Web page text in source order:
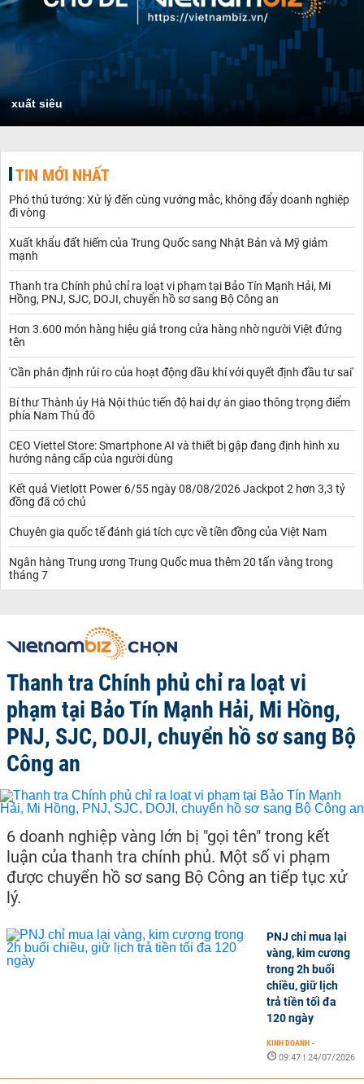
xuất siêu
TIN MỚI NHẤT
Phó thủ tướng: Xử lý đến cùng vướng mắc, không đẩy doanh nghiệp
đi vòng
Xuất khẩu đất hiếm của Trung Quốc sang Nhật Bản và Mỹ giảm
mạnh
Thanh tra Chính phủ chỉ ra loạt vi phạm tại Bảo Tín Mạnh Hải, Mi
Hồng, PNJ, SJC, DOJI, chuyển hồ sơ sang Bộ Công an
Hơn 3.600 món hàng hiệu giả trong cửa hàng nhờ người Việt đứng
tên
'Cần phân định rủi ro của hoạt động dầu khí với quyết định đầu tư sai'
Bí thư Thành ủy Hà Nội thúc tiến độ hai dự án giao thông trọng điểm
phía Nam Thủ đô
CEO Viettel Store: Smartphone AI và thiết bị gập đang định hình xu
hướng nâng cấp của người dùng
Kết quả Vietlott Power 6/55 ngày 08/08/2026 Jackpot 2 hơn 3,3 tỷ
đồng đã có chủ
Chuyên gia quốc tế đánh giá tích cực về tiền đồng của Việt Nam
Ngân hàng Trung ương Trung Quốc mua thêm 20 tấn vàng trong
tháng 7
Thanh tra Chính phủ chỉ ra loạt vi
phạm tại Bảo Tín Mạnh Hải, Mi Hồng,
PNJ, SJC, DOJI, chuyển hồ sơ sang Bộ
Công an
6 doanh nghiệp vàng lớn bị "gọi tên" trong kết
luận của thanh tra chính phủ. Một số vi phạm
được chuyển hồ sơ sang Bộ Công an tiếp tục xử
lý.
PNJ chỉ mua lại
vàng, kim cương
trong 2h buổi
chiều, giữ lịch
trả tiền tối đa
120 ngày
KINH DOANH -
09:47 | 24/07/2026